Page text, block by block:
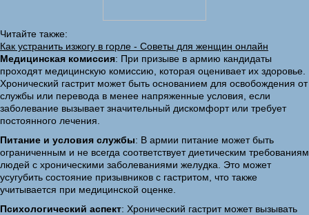
Читайте также:
Как устранить изжогу в горле - Советы для женщин онлайн
Медицинская комиссия: При призыве в армию кандидаты
проходят медицинскую комиссию, которая оценивает их здоровье.
Хронический гастрит может быть основанием для освобождения от
службы или перевода в менее напряженные условия, если
заболевание вызывает значительный дискомфорт или требует
постоянного лечения.
Питание и условия службы: В армии питание может быть
ограниченным и не всегда соответствует диетическим требованиям
людей с хроническими заболеваниями желудка. Это может
усугубить состояние призывников с гастритом, что также
учитывается при медицинской оценке.
Психологический аспект: Хронический гастрит может вызывать